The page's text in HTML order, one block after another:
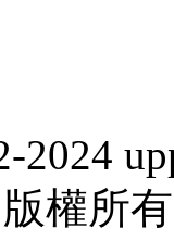
權所